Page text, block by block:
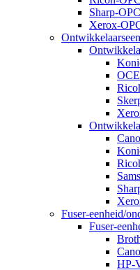
Sharp-
Xerox-
Fuser-eenheid/
Fuser-
HP-